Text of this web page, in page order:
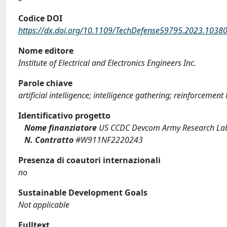
Codice DOI
https://dx.doi.org/10.1109/
Nome editore
Institute of Electrical and Electronics Engineers Inc.
Parole chiave
artificial intelligence; intelligence gathering; reinforcement
Identificativo progetto
Nome finanziatore US CCDC Devcom Army Research
N. Contratto#W911NF2220243
Presenza di coautori internazionali
no
Sustainable Development Goals
Not applicable